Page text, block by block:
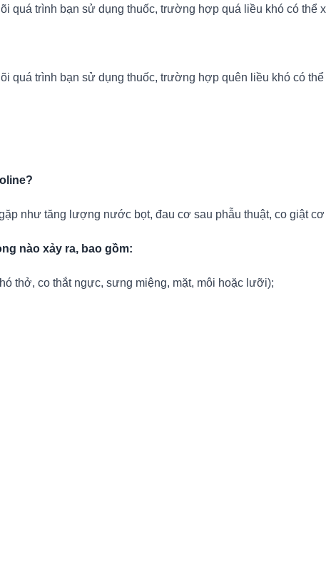
quá trình bạn sử dụng thuốc, trường hợp quá liều khó có thể
quá trình bạn sử dụng thuốc, trường hợp quên liều khó có thể
như tăng lượng nước bọt, đau cơ sau phẫu thuật, co giật cơ
nào xảy ra, bao gồm:
thở, co thắt ngực, sưng miệng, mặt, môi hoặc lưỡi);